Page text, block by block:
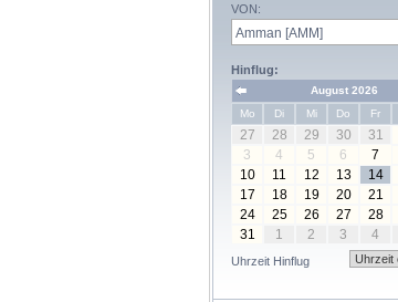
VON:
Hinflug:
August 2026
Mo
Di Mi Do Fr
27 28 29 30 31
3
4 5 6 7
10
11 12 13 14
17
18 19 20 21
24
25 26 27 28
31
1 2 3 4
Uhrzeit Hinflug